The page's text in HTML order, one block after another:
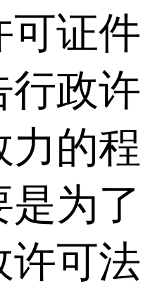
可证件
行政许
力的程
是为了
许可法